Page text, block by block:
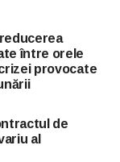
între orele
provocate
de
al